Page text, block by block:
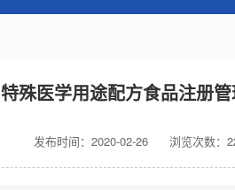
特殊医学用途配方食品注册
发布时间：2020-02-26 浏览次数：